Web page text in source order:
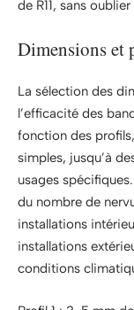
de R11, sans
Dimensions et
La sélection des
l’efficacité des
fonction des
simples, jusqu’à
usages
du nombre de
installations
installations
conditions